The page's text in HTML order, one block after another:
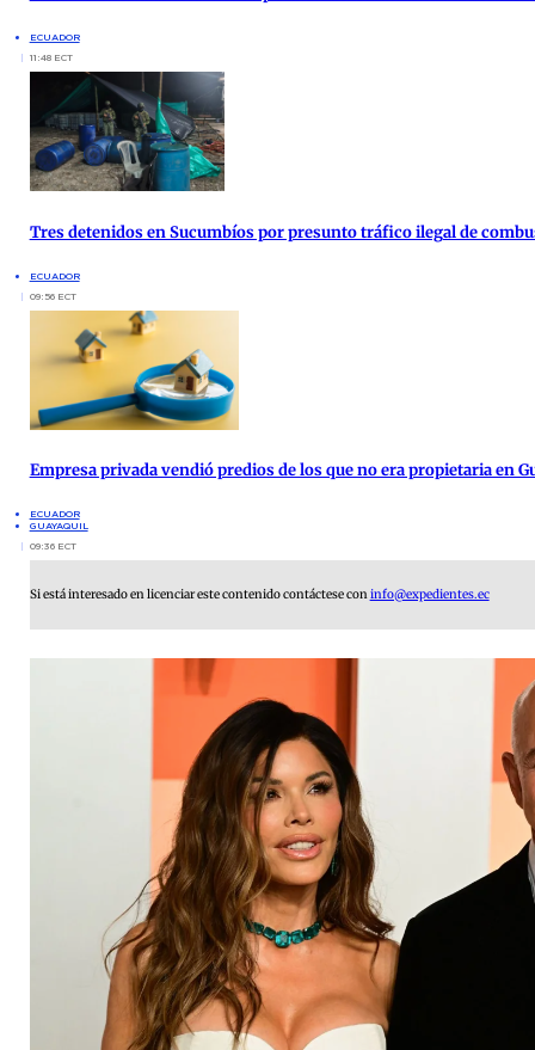
ECUADOR
11:48 ECT
Tres detenidos en Sucumbíos por presunto tráfico ilegal de
ECUADOR
09:56 ECT
Empresa privada vendió predios de los que no era propietaria en
ECUADOR
GUAYAQUIL
09:36 ECT
Si está interesado en licenciar este contenido contáctese coninfo@expedientes.ec